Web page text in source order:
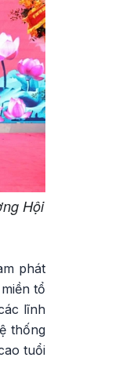
Hội
phát
tổ
lĩnh
thống
tuổi